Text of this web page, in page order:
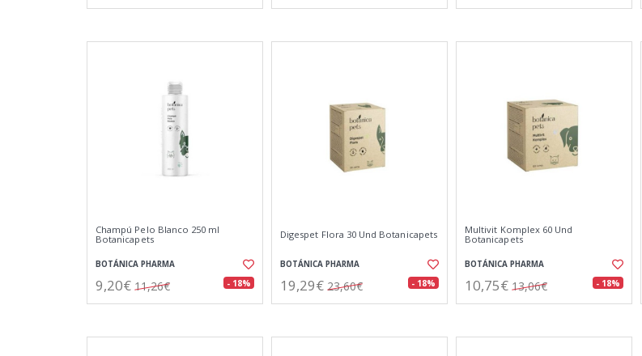
Champú Pelo Blanco 250 ml
Botanicapets
BOTÁNICA PHARMA
9,20€ 11,26€ - 18%
Digespet Flora 30 Und Botanicapets
BOTÁNICA PHARMA
19,29€ 23,60€ - 18%
Multivit Komplex 60 Und
Botanicapets
BOTÁNICA PHARMA
10,75€ 13,06€ - 18%